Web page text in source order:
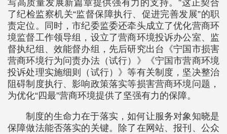
写高质量发展新篇章提供强有力的支持。”这正契合
了纪检监察机关“监督保障执行、促进完善发展”的职
责定位。同时，市纪委监委还牵头成立了优化营商环
境监督工作领导组，设立了营商环境投诉办公室、监
督执纪组、效能督办组，先后研究出台《宁国市损害
营商环境行为问责办法（试行）》《宁国市营商环境
投诉处理实施细则（试行）》等有关制度，坚决整治
阻碍制度执行、影响政策落实等损害营商环境问题，
为优化“四最”营商环境提供了坚强有力的保障。
制度的生命力在于落实，如何让服务对象知晓是
保障做法能否落实的关键。除了在网站、报刊、公众